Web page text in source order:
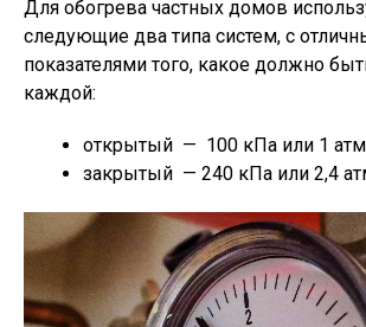
Для обогрева частных домов
следующие два типа систем, с
показателями того, какое должно
каждой:
открытый — 100 кПа или 1
закрытый — 240 кПа или 2,4